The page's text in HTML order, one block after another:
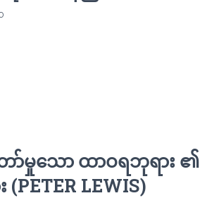
မှုသော ထာဝရဘုရား ၏
LEWIS)